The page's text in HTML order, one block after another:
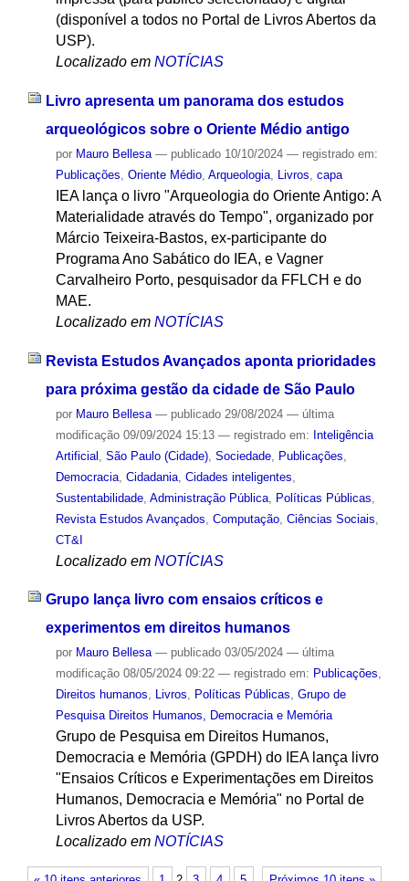
(disponível a todos no Portal de Livros Abertos da
USP).
Localizado em NOTÍCIAS
Livro apresenta um panorama dos estudos
arqueológicos sobre o Oriente Médio antigo
por Mauro Bellesa — publicado10/10/2024 — registrado em:
Publicações Oriente Médio, Arqueologia, Livros capa
IEA lança o livro "Arqueologia do Oriente Antigo: A
Materialidade através do Tempo", organizado por
Márcio Teixeira-Bastos, ex-participante do
Programa Ano Sabático do IEA, e Vagner
Carvalheiro Porto, pesquisador da FFLCH e do
MAE.
Localizado em NOTÍCIAS
Revista Estudos Avançados aponta prioridades
para próxima gestão da cidade de São Paulo
por Mauro Bellesa — publicado29/08/2024 — última
modificação09/09/2024 15:13 — registrado em: Inteligência
Artificial São Paulo (Cidade), Sociedade, Publicações
Democracia, Cidadania, Cidades inteligentes
Sustentabilidade, Administração Pública, Políticas Públicas
Revista Estudos Avançados Computação, Ciências Sociais
CT&I
Localizado em NOTÍCIAS
Grupo lança livro com ensaios críticos e
experimentos em direitos humanos
por Mauro Bellesa — publicado03/05/2024 — última
modificação08/05/2024 09:22 — registrado em: Publicações,
Direitos humanos, Livros, Políticas Públicas, Grupo de
Pesquisa Direitos Humanos, Democracia e Memória
Grupo de Pesquisa em Direitos Humanos,
Democracia e Memória (GPDH) do IEA lança livro
"Ensaios Críticos e Experimentações em Direitos
Humanos, Democracia e Memória" no Portal de
Livros Abertos da USP.
Localizado em NOTÍCIAS